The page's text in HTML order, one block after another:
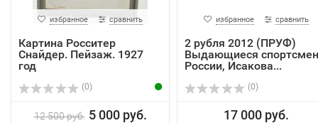
избранное сравнить
Картина Росситер
Снайдер. Пейзаж. 1927
год
(0)
12 500 руб. 5 000 руб.
избранное сравнить
2 рубля 2012 (ПРУФ)
Выдающиеся
России, Исакова...
(0)
17 000 руб.